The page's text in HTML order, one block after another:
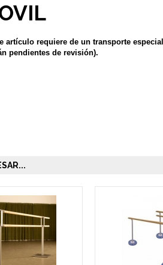
artículo requiere de un transporte
pendientes de revisión).